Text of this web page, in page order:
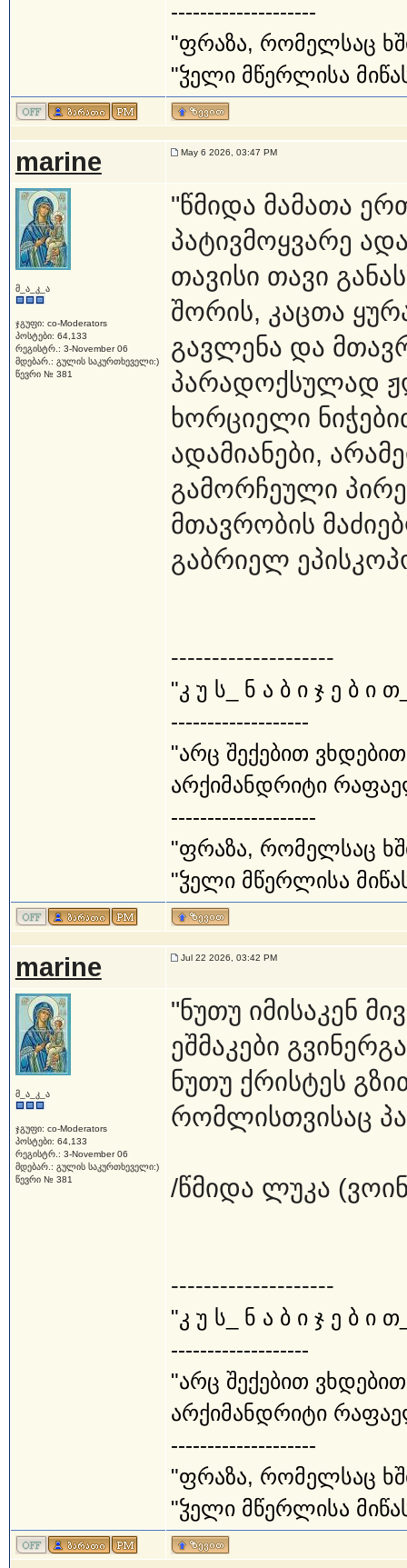
--------------------
"ფრაზა, რომელსაც
"ჴელი მწერლისა
marine May 6 2026, 03:47 PM
მ_ა_კ_ა
ჯგუფი: co-Moderators
პოსტები: 64,133
რეგისტრ.: 3-November 06
მდებარ.: გულის საკურთხეველი:)
წევრი № 381
"წმიდა მამათა
პატივმოყვარე
თავისი თავი
შორის, კაცთა
გავლენა და
პარადოქსულად
ხორციელი
ადამიანები,
გამორჩეული
მთავრობის
გაბრიელ
--------------------
"კ უ ს_ ნ ა ბ ი ჯ ე ბ ი
-------------------
"არც შექებით
არქიმანდრიტი
--------------------
"ფრაზა, რომელსაც
"ჴელი მწერლისა
marine Jul 22 2026, 03:42 PM
მ_ა_კ_ა
ჯგუფი: co-Moderators
პოსტები: 64,133
რეგისტრ.: 3-November 06
მდებარ.: გულის საკურთხეველი:)
წევრი № 381
"ნუთუ იმისაკენ
ეშმაკები
ნუთუ ქრისტეს
რომლისთვისაც
/წმიდა ლუკა
--------------------
"კ უ ს_ ნ ა ბ ი ჯ ე ბ ი
-------------------
"არც შექებით
არქიმანდრიტი
--------------------
"ფრაზა, რომელსაც
"ჴელი მწერლისა